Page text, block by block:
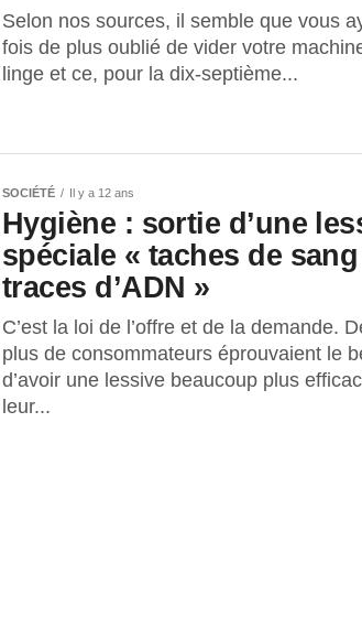
Selon nos sources, il semble que vous
fois de plus oublié de vider votre
linge et ce, pour la dix-septième...
SOCIÉTÉ Il y a 12 ans
Hygiène : sortie d’une
spéciale « taches de
traces d’ADN »
C’est la loi de l’offre et de la demande.
plus de consommateurs éprouvaient le
d’avoir une lessive beaucoup plus
leur...